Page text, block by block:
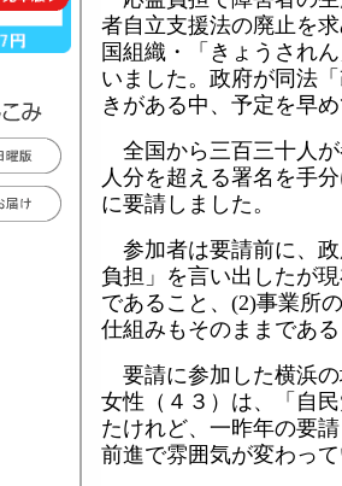
者自立支援法の廃止を
国組織・「きょうされ
いました。政府が同法
きがある中、予定を早
全国から三百三十人
人分を超える署名を手
に要請しました。
参加者は要請前に、
負担」を言い出したが
であること、(2)事業所
仕組みもそのままであ
要請に参加した横浜
女性（４３）は、「自
たけれど、一昨年の要
前進で雰囲気が変わっ